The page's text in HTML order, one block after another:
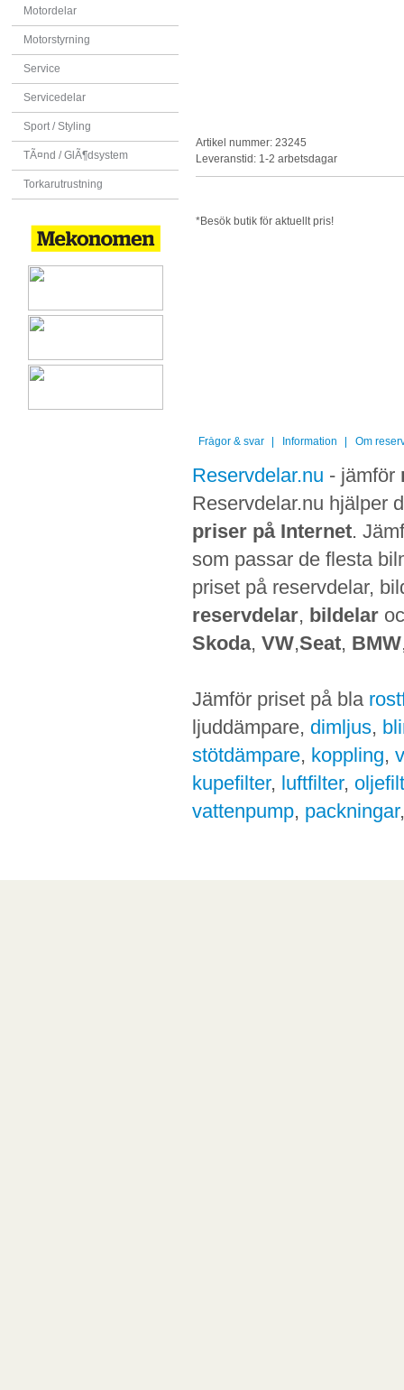
Motordelar
Motorstyrning
Service
Servicedelar
Sport / Styling
TÃ¤nd / GlÃ¶dsystem
Torkarutrustning
Artikel nummer: 23245
Leveranstid: 1-2 arbetsdagar
*Besök butik för aktuellt pris!
Frågor & svar Information Om
Reservdelar.nu - jämför
Reservdelar.nu hjälper
priser på Internet.
som passar de flesta
priset på reservdelar,
reservdelar, bildelar
Skoda, VW,Seat, BMW
Jämför priset på bla
ljuddämpare, dimljus,
stötdämpare, koppling,
kupefilter, luftfilter,
vattenpump, packningar